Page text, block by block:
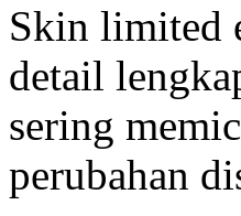
Skin limited
detail
sering
perubahan